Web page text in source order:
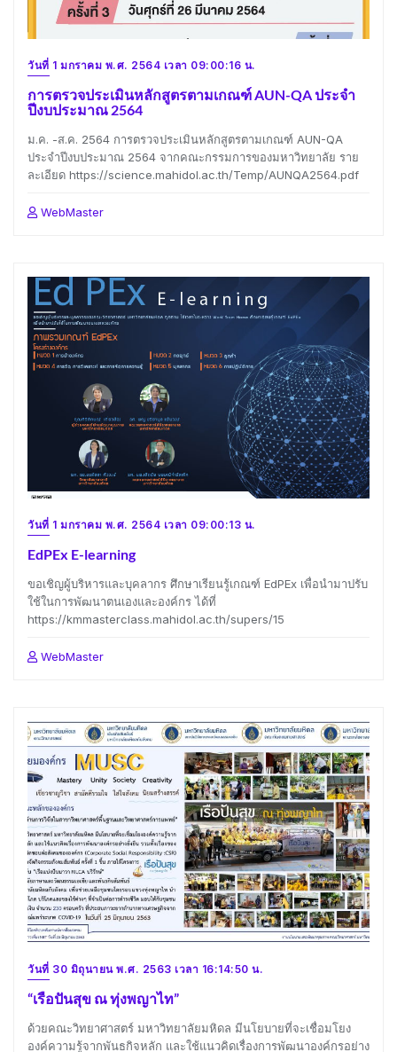
วันที่ 1 มกราคม พ.ศ. 2564 เวลา 09:00:16 น.
การตรวจประเมินหลักสูตรตามเกณฑ์ AUN-QA ประจำ
ปีงบประมาณ 2564
ม.ค. -ส.ค. 2564 การตรวจประเมินหลักสูตรตามเกณฑ์ AUN-QA
ประจำปีงบประมาณ 2564 จากคณะกรรมการของมหาวิทยาลัย ราย
ละเอียด https://science.mahidol.ac.th/Temp/AUNQA2564.pdf
WebMaster
วันที่ 1 มกราคม พ.ศ. 2564 เวลา 09:00:13 น.
EdPEx E-learning
ขอเชิญผู้บริหารและบุคลากร ศึกษาเรียนรู้เกณฑ์ EdPEx เพื่อนำมาปรับ
ใช้ในการพัฒนาตนเองและองค์กร ได้ที่
https://kmmasterclass.mahidol.ac.th/supers/15
WebMaster
วันที่ 30 มิถุนายน พ.ศ. 2563 เวลา 16:14:50 น.
“เรือปันสุข ณ ทุ่งพญาไท”
ด้วยคณะวิทยาศาสตร์ มหาวิทยาลัยมหิดล มีนโยบายที่จะเชื่อมโยง
องค์ความรู้จากพันธกิจหลัก และใช้แนวคิดเรื่องการพัฒนาองค์กรอย่าง